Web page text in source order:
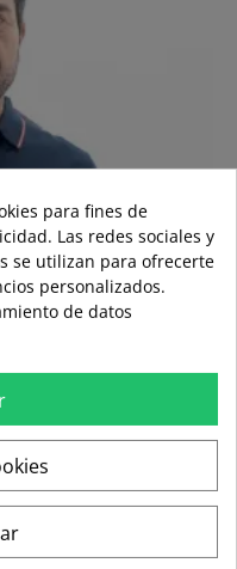
para fines de
Las redes sociales y
se utilizan para ofrecerte
personalizados.
de datos